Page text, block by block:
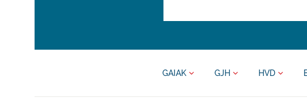
GAIAK GJH HVD